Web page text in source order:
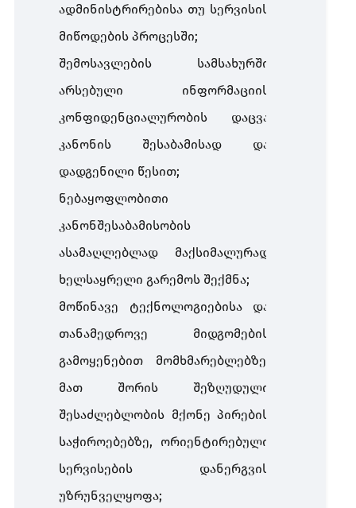
ადმინისტრირებისა თუ სერვისის
მიწოდების პროცესში;
შემოსავლების სამსახურში
არსებული ინფორმაციის
კონფიდენციალურობის დაცვა
კანონის შესაბამისად და
დადგენილი წესით;
ნებაყოფლობითი
კანონშესაბამისობის
ასამაღლებლად მაქსიმალურად
ხელსაყრელი გარემოს შექმნა;
მოწინავე ტექნოლოგიებისა და
თანამედროვე მიდგომების
გამოყენებით მომხმარებლებზე,
მათ შორის შეზღუდული
შესაძლებლობის მქონე პირების
საჭიროებებზე, ორიენტირებული
სერვისების დანერგვის
უზრუნველყოფა;